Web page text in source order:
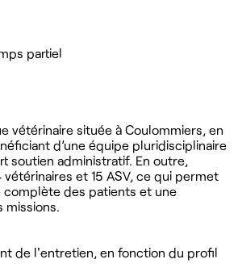
partiel
vétérinaire située à Coulommiers, en
d’une équipe pluridisciplinaire
soutien administratif. En outre,
vétérinaires et 15 ASV, ce qui permet
complète des patients et une
de l'entretien, en fonction du profil